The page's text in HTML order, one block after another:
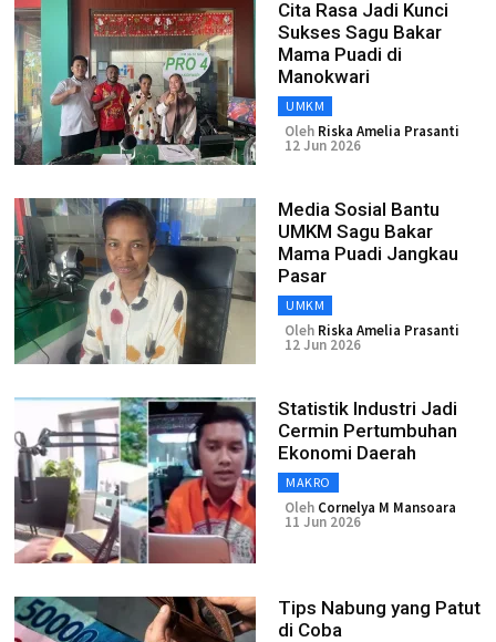
Cita Rasa Jadi Kunci
Sukses Sagu Bakar
Mama Puadi di
Manokwari
UMKM
Oleh Riska Amelia Prasanti
12 Jun 2026
Media Sosial Bantu
UMKM Sagu Bakar
Mama Puadi Jangkau
Pasar
UMKM
Oleh Riska Amelia Prasanti
12 Jun 2026
Statistik Industri Jadi
Cermin Pertumbuhan
Ekonomi Daerah
MAKRO
Oleh Cornelya M Mansoara
11 Jun 2026
Tips Nabung yang Patut
di Coba